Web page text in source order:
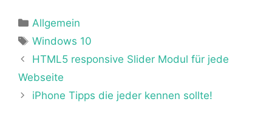
e
b
o
o
k
o
d
o
n
p
p
Kategorien
Allgemein
Schlagwörter
Windows 10
HTML5 responsive Slider Modul für jede
Webseite
iPhone Tipps die jeder kennen sollte!